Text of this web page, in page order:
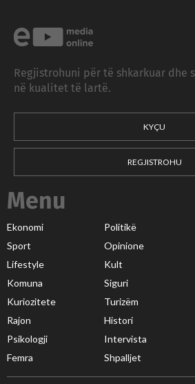
Regjistrohuni për të shkarkuar dhe
në kualitet të lartë.
KYÇU
REGJISTROHU
Menu
Ekonomi Politikë
Sport
Opinione
Lifestyle
Kult
Komuna
Siguri
Kuriozitete
Turizëm
Rajon
Histori
Psikologji
Intervista
Femra
Shpalljet